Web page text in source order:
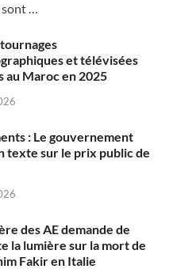
sont …
et télévisées
au Maroc en 2025
: Le gouvernement
texte sur le prix public de
des AE demande de
la lumière sur la mort de
Fakir en Italie